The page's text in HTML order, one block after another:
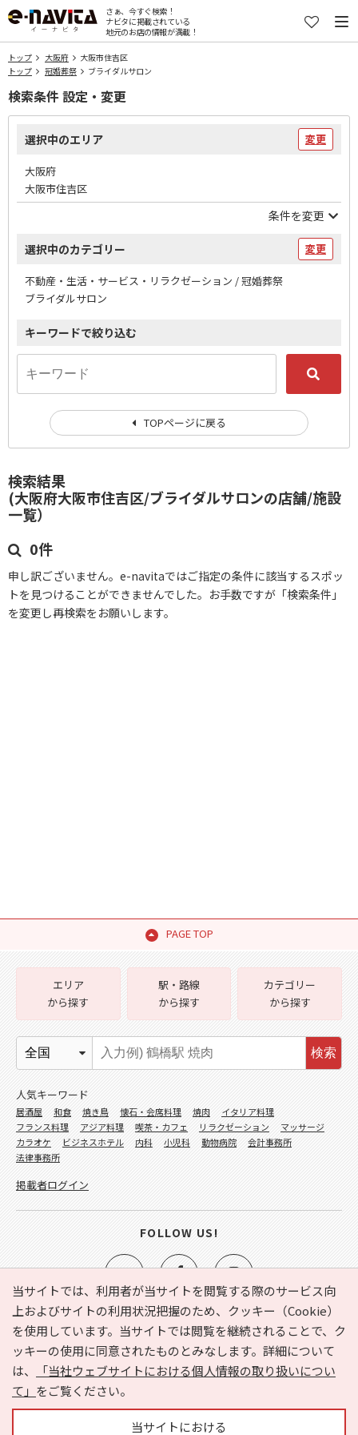
さぁ、今すぐ検索！
ナビタに掲載されている
地元のお店の情報が満載！
トップ 大阪府
大阪市住吉区
トップ
冠婚葬祭 ブライダルサロン
検索結果
(大阪府大阪市住吉区/ブライダルサロンの店舗/施設
一覧）
0件
申し訳ございません。e-navitaではご指定の条件に該当するスポッ
トを見つけることができませんでした。お手数ですが「検索条件」
を変更し再検索をお願いします。
検索条件 設定・変更
選択中のエリア 変更
大阪府
大阪市住吉区
条件を変更
選択中のカテゴリー 変更
不動産・生活・サービス・リラクゼーション / 冠婚葬祭
ブライダルサロン
キーワードで絞り込む
TOPページに戻る
PAGE TOP
当サイトでは、利用者が当サイトを閲覧する際のサービス向
上およびサイトの利用状況把握のため、クッキー（Cookie）
を使用しています。当サイトでは閲覧を継続されることで、ク
ッキーの使用に同意されたものとみなします。詳細について
は、
「当社ウェブサイトにおける個人情報の取り扱いについ
て」 をご覧ください。
当サイトにおける
e-NAVITA（イーナビタ）とは？ お気に入り
ヘルプ
利用規約
個人情報の取り扱いについて
運営会社
サイトマップ
広告掲載に関するお問い合わせ
エリア
から探す
駅・路線
から探す
カテゴリー
から探す
検索
人気キーワード
居酒屋 和食 焼き鳥 懐石・会席料理 焼肉
イタリア料理
フランス料理
アジア料理 喫茶・カフェ リラクゼーション
マッサージ
カラオケ
ビジネスホテル 内科 小児科 動物病院
会計事務所
法律事務所
掲載者ログイン
FOLLOW US!